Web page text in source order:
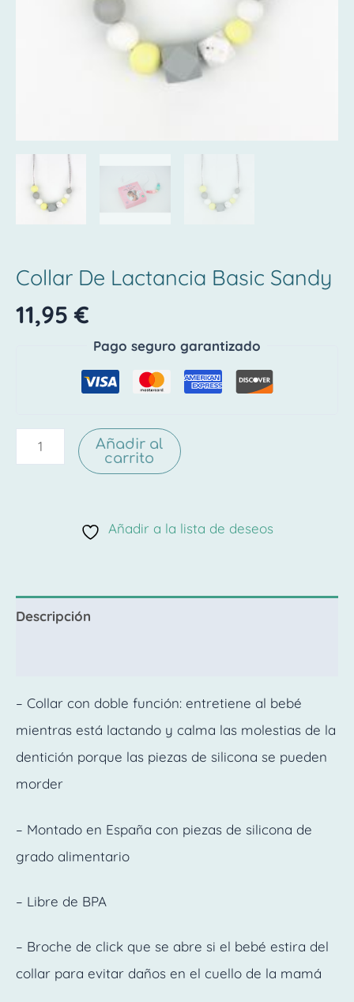
Collar De Lactancia Basic Sandy
11,95€
Pago seguro garantizado
Añadir al
carrito
Añadir a la lista de deseos
Descripción
– Collar con doble función: entretiene al bebé
mientras está lactando y calma las molestias de la
dentición porque las piezas de silicona se pueden
morder
– Montado en España con piezas de silicona de
grado alimentario
– Libre de BPA
– Broche de click que se abre si el bebé estira del
collar para evitar daños en el cuello de la mamá